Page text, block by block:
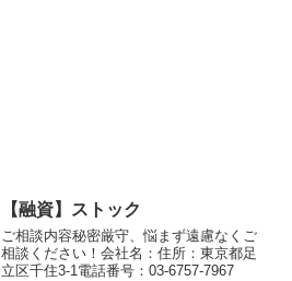
【融資】ストック
ご相談内容秘密厳守、悩まず遠慮なくご
相談ください！会社名：住所：東京都足
立区千住3-1電話番号：03-6757-7967